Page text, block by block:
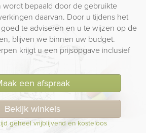
bepaald door de gebruikte
daarvan. Door u tijdens het
te adviseren en u te wijzen op de
blijven we binnen uw budget.
krijgt u een prijsopgave inclusief
een afspraak
Bekijk winkels
geheel vrijblijvend en kosteloos